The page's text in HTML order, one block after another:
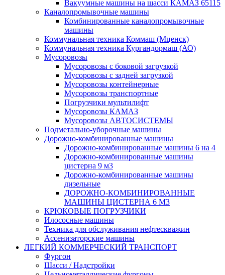
Вакуумные машины на шасси КАМАЗ 65115
Каналопромывочные машины
Комбинированные каналопромывочные
машины
Коммунальная техника Коммаш (Мценск)
Коммунальная техника Кургандормаш (АО)
Мусоровозы
Мусоровозы с боковой загрузкой
Мусоровозы с задней загрузкой
Мусоровозы контейнерные
Мусоровозы транспортные
Погрузчики мультилифт
Мусоровозы КАМАЗ
Мусоровозы АВТОСИСТЕМЫ
Подметально-уборочные машины
Дорожно-комбинированные машины
Дорожно-комбинированные машины 6 на 4
Дорожно-комбинированные машины
цистерна 9 м3
Дорожно-комбинированные машины
дизельные
ДОРОЖНО-КОМБИНИРОВАННЫЕ
МАШИНЫ ЦИСТЕРНА 6 М3
КРЮКОВЫЕ ПОГРУЗЧИКИ
Илососные машины
Техника для обслуживания нефтескважин
Ассенизаторские машины
ЛЕГКИЙ КОММЕРЧЕСКИЙ ТРАНСПОРТ
Фургон
Шасси / Надстройки